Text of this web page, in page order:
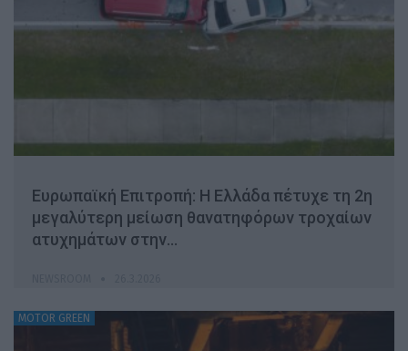
Ευρωπαϊκή Επιτροπή: Η Ελλάδα πέτυχε τη 2η
μεγαλύτερη μείωση θανατηφόρων τροχαίων
ατυχημάτων στην…
MOTOR GREEN